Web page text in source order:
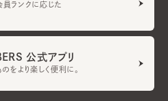
員ランクに応じた
公式アプリ
をより楽しく便利に。